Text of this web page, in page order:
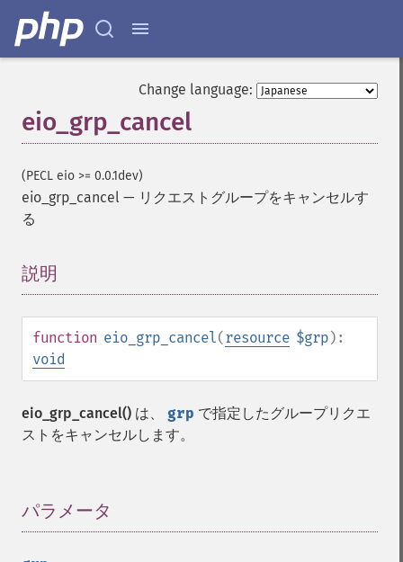
Change language:
eio_grp_cancel
(PECL eio >= 0.0.1dev)
eio_grp_cancel — リクエストグループをキャンセルす
る
説明
function eio_grp_cancel(resource $grp):
void
eio_grp_cancel() は、 grp で指定したグループリクエ
ストをキャンセルします。
パラメータ